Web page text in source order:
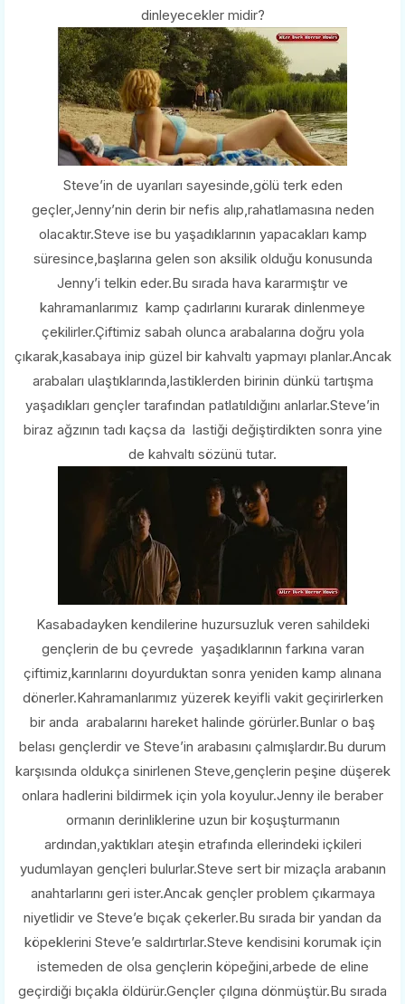
dinleyecekler midir?
Steve’in de uyarıları sayesinde,gölü terk eden
geçler,Jenny’nin derin bir nefis alıp,rahatlamasına neden
olacaktır.Steve ise bu yaşadıklarının yapacakları kamp
süresince,başlarına gelen son aksilik olduğu konusunda
Jenny’i telkin eder.Bu sırada hava kararmıştır ve
kahramanlarımız kamp çadırlarını kurarak dinlenmeye
çekilirler.Çiftimiz sabah olunca arabalarına doğru yola
çıkarak,kasabaya inip güzel bir kahvaltı yapmayı planlar.Ancak
arabaları ulaştıklarında,lastiklerden birinin dünkü tartışma
yaşadıkları gençler tarafından patlatıldığını anlarlar.Steve’in
biraz ağzının tadı kaçsa da lastiği değiştirdikten sonra yine
de kahvaltı sözünü tutar.
Kasabadayken kendilerine huzursuzluk veren sahildeki
gençlerin de bu çevrede yaşadıklarının farkına varan
çiftimiz,karınlarını doyurduktan sonra yeniden kamp alınana
dönerler.Kahramanlarımız yüzerek keyifli vakit geçirirlerken
bir anda arabalarını hareket halinde görürler.Bunlar o baş
belası gençlerdir ve Steve’in arabasını çalmışlardır.Bu durum
karşısında oldukça sinirlenen Steve,gençlerin peşine düşerek
onlara hadlerini bildirmek için yola koyulur.Jenny ile beraber
ormanın derinliklerine uzun bir koşuşturmanın
ardından,yaktıkları ateşin etrafında ellerindeki içkileri
yudumlayan gençleri bulurlar.Steve sert bir mizaçla arabanın
anahtarlarını geri ister.Ancak gençler problem çıkarmaya
niyetlidir ve Steve’e bıçak çekerler.Bu sırada bir yandan da
köpeklerini Steve’e saldırtırlar.Steve kendisini korumak için
istemeden de olsa gençlerin köpeğini,arbede de eline
geçirdiği bıçakla öldürür.Gençler çılgına dönmüştür.Bu sırada